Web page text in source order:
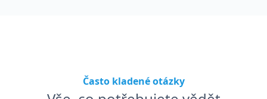
Často kladené otázky